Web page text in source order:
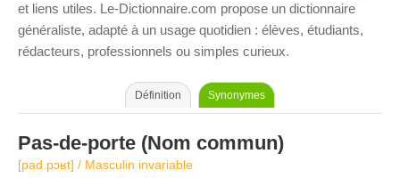
et liens utiles. Le-Dictionnaire.com propose un dictionnaire
généraliste, adapté à un usage quotidien : élèves, étudiants,
rédacteurs, professionnels ou simples curieux.
Définition Synonymes
Pas-de-porte (Nom commun)
[pad.pɔʁt] / Masculin invariable